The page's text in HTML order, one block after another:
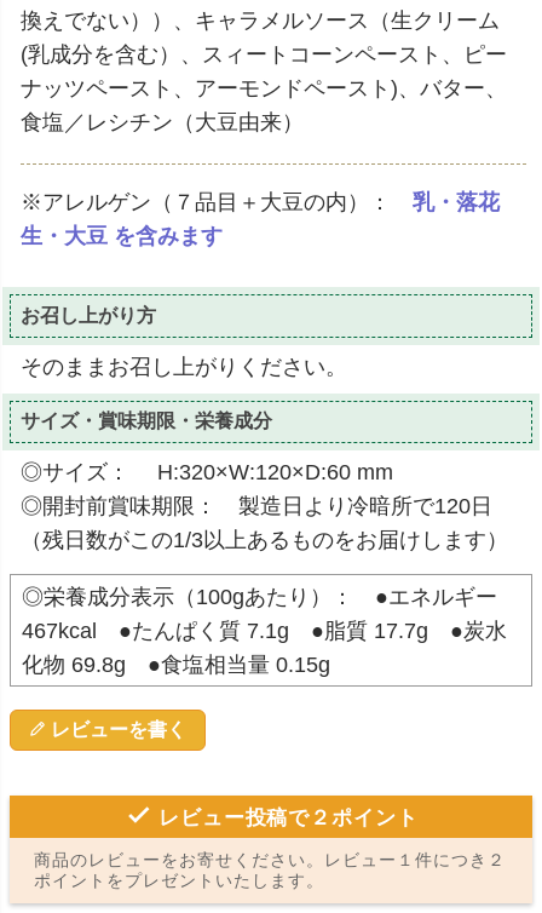
換えでない））、キャラメルソース（生クリーム
(乳成分を含む）、スィートコーンペースト、ピー
ナッツペースト、アーモンドペースト)、バター、
食塩／レシチン（大豆由来）
※アレルゲン（７品目＋大豆の内）： 乳・落花
生・大豆 を含みます
お召し上がり方
そのままお召し上がりください。
サイズ・賞味期限・栄養成分
◎サイズ： H:320×W:120×D:60 mm
◎開封前賞味期限： 製造日より冷暗所で120日
（残日数がこの1/3以上あるものをお届けします）
◎栄養成分表示（100gあたり）： ●エネルギー
467kcal ●たんぱく質 7.1g ●脂質 17.7g ●炭水
化物 69.8g ●食塩相当量 0.15g
レビューを書く
レビュー投稿で２ポイント
商品のレビューをお寄せください。レビュー１件につき２
ポイントをプレゼントいたします。